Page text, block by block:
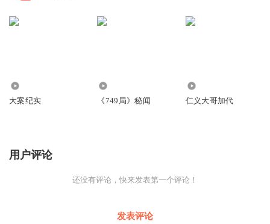
大案纪实 《749局》秘闻 仁义大哥加代
用户评论
还没有评论，快来发表第一个评论！
发表评论